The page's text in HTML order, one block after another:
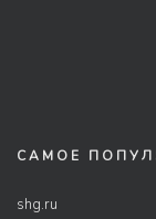
САМОЕ
shg.ru